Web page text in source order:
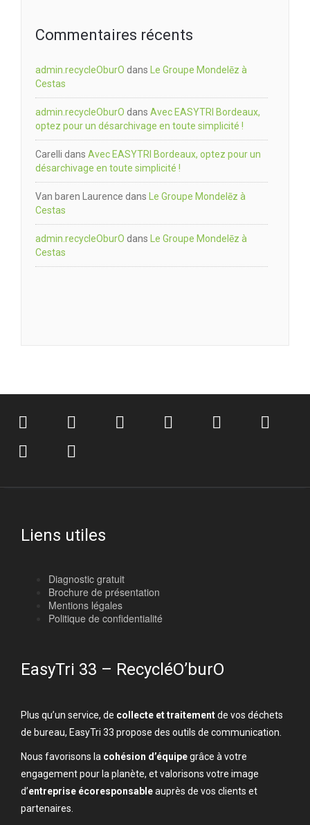
Commentaires récents
admin.recycleOburO dans Le Groupe Mondelēz à
Cestas
admin.recycleOburO dans Avec EASYTRI Bordeaux,
optez pour un désarchivage en toute simplicité !
Carelli dans Avec EASYTRI Bordeaux, optez pour un
désarchivage en toute simplicité !
Van baren Laurence dans Le Groupe Mondelēz à
Cestas
admin.recycleOburO dans Le Groupe Mondelēz à
Cestas
Liens utiles
Diagnostic gratuit
Brochure de présentation
Mentions légales
Politique de confidentialité
EasyTri 33 – RecycléO’burO
Plus qu’un service, de collecte et traitementde vos déchets
de bureau, EasyTri 33 propose des outils de communication.
Nous favorisons la cohésion d’équipegrâce à votre
engagement pour la planète, et valorisons votre image
d’entreprise écoresponsableauprès de vos clients et
partenaires.